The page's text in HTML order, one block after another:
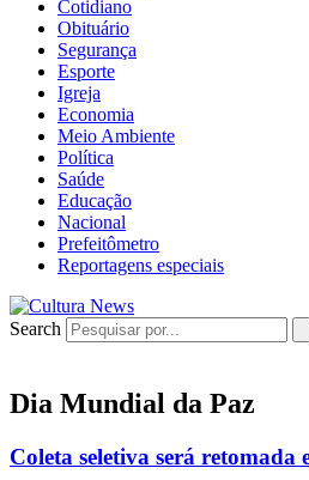
Cotidiano
Obituário
Segurança
Esporte
Igreja
Economia
Meio Ambiente
Política
Saúde
Educação
Nacional
Prefeitômetro
Reportagens especiais
Search
Dia Mundial da Paz
Coleta seletiva será